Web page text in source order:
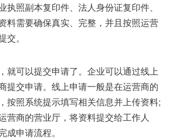
执照副本复印件、法人身份证复印件、
料需要确保真实、完整，并且按照运营
。
可以提交申请了。企业可以通过线上
提交申请。线上申请一般是在运营商的
按照系统提示填写相关信息并上传资料;
营商的营业厅，将资料提交给工作人
成申请流程。